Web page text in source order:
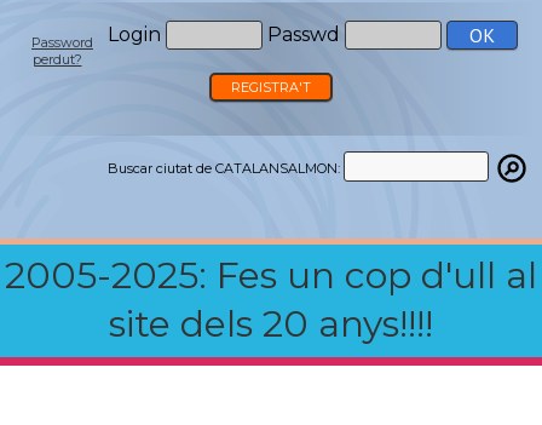
Login Passwd
Password
perdut?
REGISTRA'T
Buscar ciutat de CATALANSALMON:
2005-2025: Fes un cop d'ull al
site dels 20 anys!!!!